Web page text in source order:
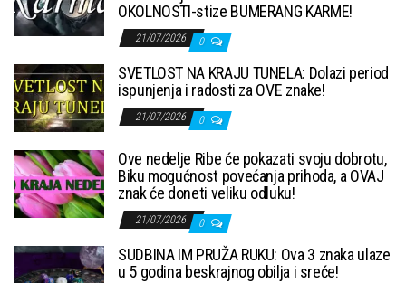
OKOLNOSTI-stize BUMERANG KARME!
21/07/2026 0
SVETLOST NA KRAJU TUNELA: Dolazi period
ispunjenja i radosti za OVE znake!
21/07/2026 0
Ove nedelje Ribe će pokazati svoju dobrotu,
Biku mogućnost povećanja prihoda, a OVAJ
znak će doneti veliku odluku!
21/07/2026 0
SUDBINA IM PRUŽA RUKU: Ova 3 znaka ulaze
u 5 godina beskrajnog obilja i sreće!